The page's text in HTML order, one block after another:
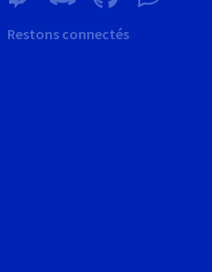
Restons connectés